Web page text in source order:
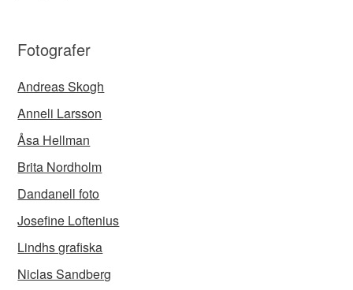
Fotografer
Andreas Skogh
Anneli Larsson
Åsa Hellman
Brita Nordholm
Dandanell foto
Josefine Loftenius
Lindhs grafiska
Niclas Sandberg